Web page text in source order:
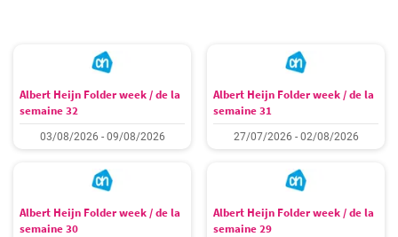
Albert Heijn Folder week / de la
semaine 32
03/08/2026 - 09/08/2026
Albert Heijn Folder week / de la
semaine 31
27/07/2026 - 02/08/2026
Albert Heijn Folder week / de la
semaine 30
Albert Heijn Folder week / de la
semaine 29